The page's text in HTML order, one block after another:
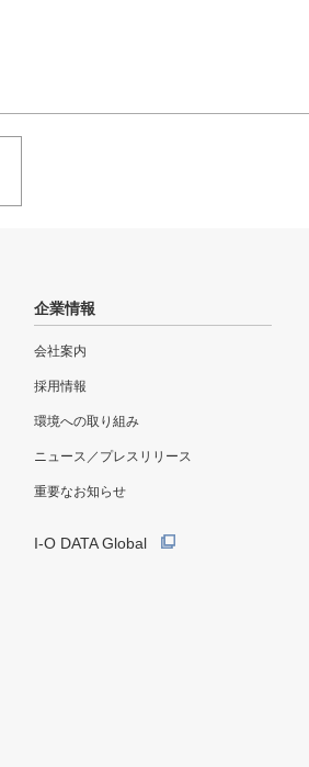
企業情報
会社案内
採用情報
環境への取り組み
ニュース／プレスリリース
重要なお知らせ
I-O DATA Global